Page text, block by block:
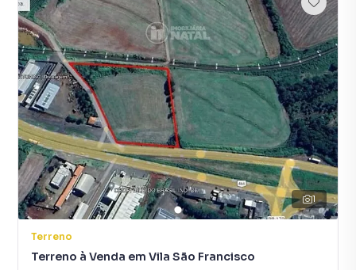
1
Terreno
Terreno à Venda em Vila São Francisco